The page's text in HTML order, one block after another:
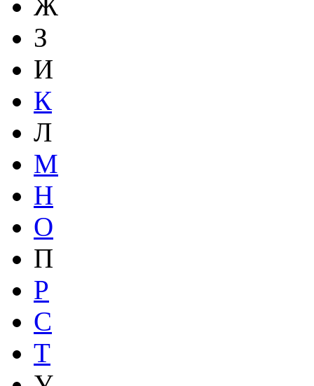
З
И
К
Л
М
Н
О
П
Р
С
Т